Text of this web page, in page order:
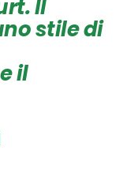
Il
stile di
il